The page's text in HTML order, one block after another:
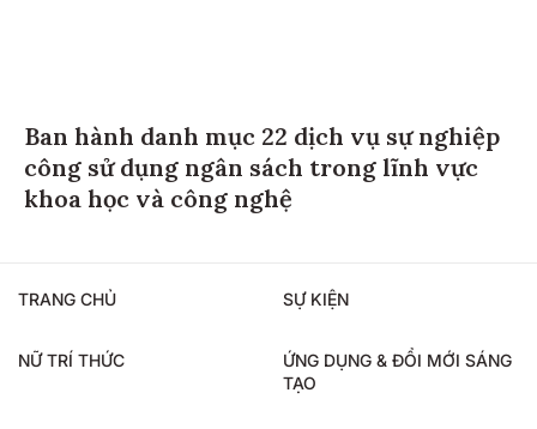
Ban hành danh mục 22 dịch vụ sự nghiệp
công sử dụng ngân sách trong lĩnh vực
khoa học và công nghệ
TRANG CHỦ SỰ KIỆN
NỮ TRÍ THỨC
ỨNG DỤNG & ĐỔI MỚI SÁNG
TẠO